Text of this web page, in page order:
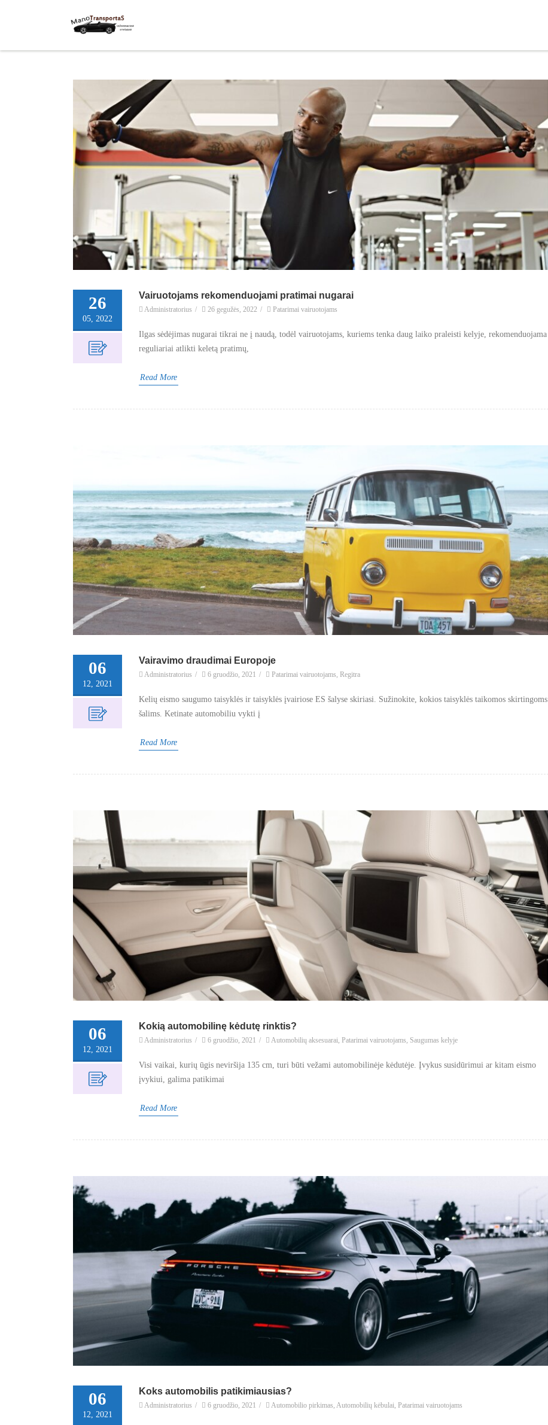
26
05, 2022
Vairuotojams rekomenduojami pratimai nugarai
Administratorius / 26 gegužės, 2022 / Patarimai vairuotojams
Ilgas sėdėjimas nugarai tikrai ne į naudą, todėl vairuotojams, kuriems tenka daug laiko praleisti kelyje, rekomenduojama
reguliariai atlikti keletą pratimų,
Read More
06
12, 2021
Vairavimo draudimai Europoje
Administratorius / 6 gruodžio, 2021 / Patarimai vairuotojams Regitra
Kelių eismo saugumo taisyklės ir taisyklės įvairiose ES šalyse skiriasi. Sužinokite, kokios taisyklės taikomos skirtingoms
šalims. Ketinate automobiliu vykti į
Read More
06
12, 2021
Kokią automobilinę kėdutę rinktis?
Administratorius / 6 gruodžio, 2021 / Automobilių aksesuarai Patarimai vairuotojams Saugumas kelyje
Visi vaikai, kurių ūgis neviršija 135 cm, turi būti vežami automobilinėje kėdutėje. Įvykus susidūrimui ar kitam eismo
įvykiui, galima patikimai
Read More
06
12, 2021
Koks automobilis patikimiausias?
Administratorius / 6 gruodžio, 2021 / Automobilio pirkimas Automobilių kėbulai Patarimai vairuotojams